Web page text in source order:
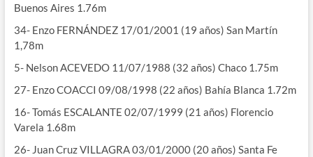
Buenos Aires 1.76m
34- Enzo FERNÁNDEZ 17/01/2001 (19 años) San Martín
1,78m
5- Nelson ACEVEDO 11/07/1988 (32 años) Chaco 1.75m
27- Enzo COACCI 09/08/1998 (22 años) Bahía Blanca 1.72m
16- Tomás ESCALANTE 02/07/1999 (21 años) Florencio
Varela 1.68m
26- Juan Cruz VILLAGRA 03/01/2000 (20 años) Santa Fe